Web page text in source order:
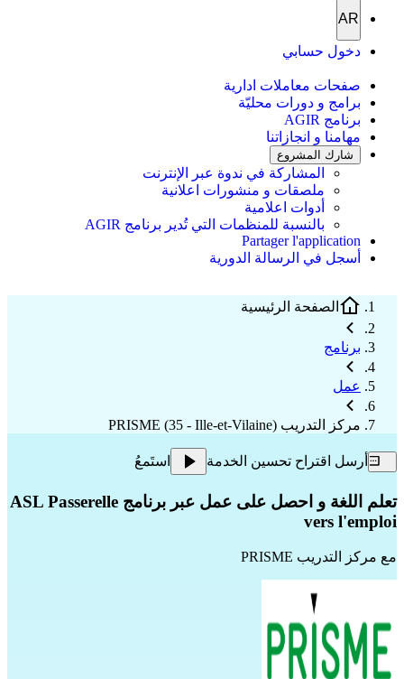
AR
دخول حسابي
صفحات معاملات ادارية
برامج و دورات محليّة
برنامج AGIR
مهامنا و انجازاتنا
شارك المشروع
المشاركة في ندوة عبر الإنترنت
ملصقات و منشورات اعلانية
أدوات اعلامية
بالنسبة للمنظمات التي تُدير برنامج AGIR
Partager l'application
أسجل في الرسالة الدورية
الصفحة الرئيسية
برنامج
عمل
مركز التدريب PRISME (35 - Ille-et-Vilaine)
أرسل اقتراح تحسين الخدمة استَمعُ
تعلم اللغة و احصل على عمل عبر برنامج ASL Passerelle
vers l'emploi
مع مركز التدريب PRISME